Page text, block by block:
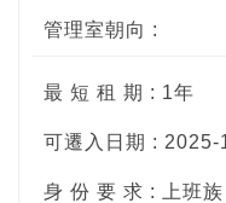
管理室朝向 :
最 短 租 期 : 1年
可遷入日期 : 2025-
身 份 要 求 : 上班族